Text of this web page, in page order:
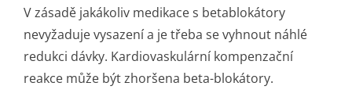
V zásadě jakákoliv medikace s betablokátory
nevyžaduje vysazení a je třeba se vyhnout náhlé
redukci dávky. Kardiovaskulární kompenzační
reakce může být zhoršena beta-blokátory.